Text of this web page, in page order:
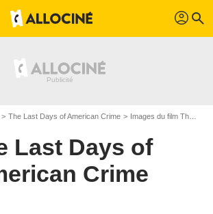
profil search
The Last Days of American Crime Images du film The Last Days of American Crime
Last Days of
Crime